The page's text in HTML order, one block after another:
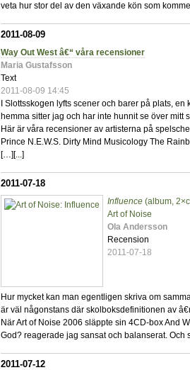
veta hur stor del av den växande kön som
2011-08-09
Way Out West â€“ våra recensioner
Maria Gustafsson
Text
2011-08-09 14:45
I Slottsskogen lyfts scener och barer på plats,
hemma sitter jag och har inte hunnit se över mitt
Här är våra recensioner av artisterna på
Prince N.E.W.S. Dirty Mind Musicology The
[…][...]
2011-07-18
Influence (album,
Art of Noise
Ola Andersson
Recension
2011-07-18
Hur mycket kan man egentligen skriva om
är väl någonstans där skolboksdefinitionen av
När Art of Noise 2006 släppte sin 4CD-box And
God? reagerade jag sansat och balanserat.
2011-07-12